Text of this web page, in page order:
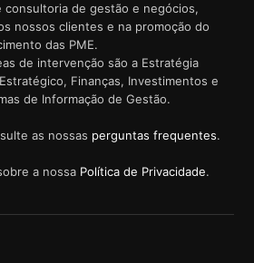
consultoria de gestão e negócios,
nossos clientes e na promoção do
das PME.
de intervenção são a Estratégia
Finanças, Investimentos e
de Informação de Gestão.
as nossas perguntas frequentes.
a nossa Política de Privacidade.